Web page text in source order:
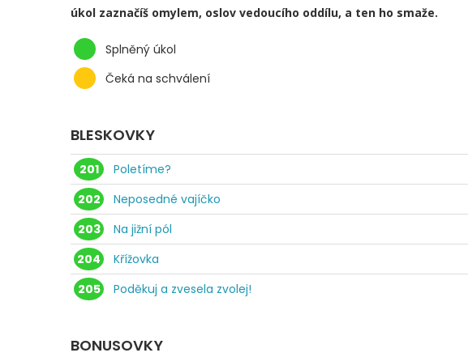
úkol zaznačíš omylem, oslov vedoucího oddílu, a ten ho smaže.
Splněný úkol
Čeká na schválení
BLESKOVKY
201
Poletíme?
202
Neposedné vajíčko
203
Na jižní pól
204
Křížovka
205
Poděkuj a zvesela zvolej!
BONUSOVKY